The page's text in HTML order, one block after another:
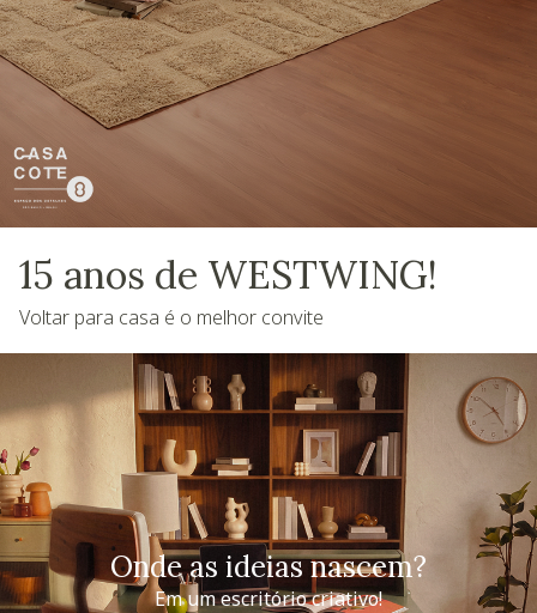
15 anos de WESTWING!
Voltar para casa é o melhor convite
Onde as ideias nascem?
Em um escritório criativo!